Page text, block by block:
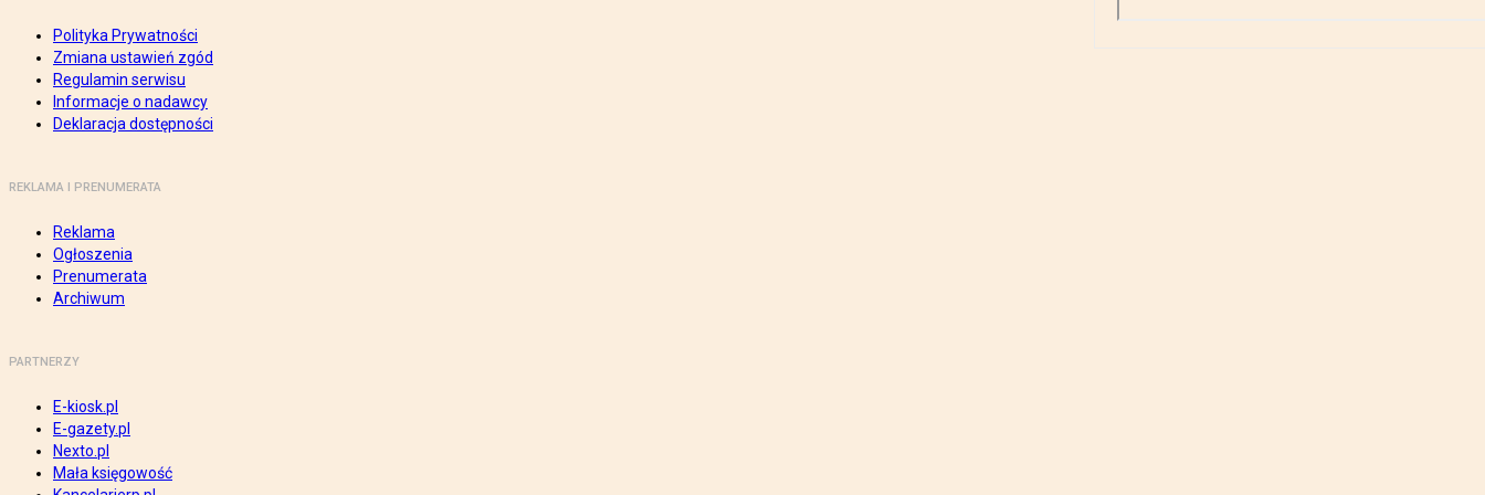
Polityka Prywatności
Zmiana ustawień zgód
Regulamin serwisu
Informacje o nadawcy
Deklaracja dostępności
REKLAMA I PRENUMERATA
Reklama
Ogłoszenia
Prenumerata
Archiwum
PARTNERZY
E-kiosk.pl
E-gazety.pl
Nexto.pl
Mała księgowość